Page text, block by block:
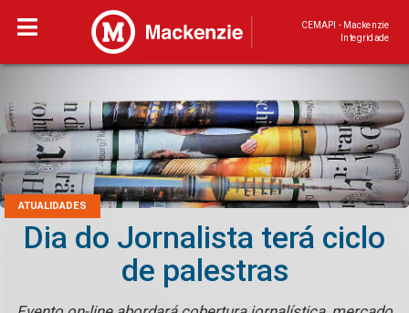
CEMAPI - Mackenzie
Integridade
ATUALIDADES
Dia do Jornalista terá ciclo
de palestras